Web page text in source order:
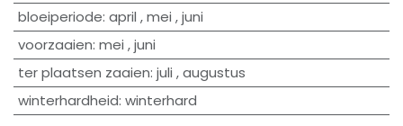
bloeiperiode: april ,mei ,juni
voorzaaien: mei ,juni
ter plaatsen zaaien: juli ,augustus
winterhardheid: winterhard